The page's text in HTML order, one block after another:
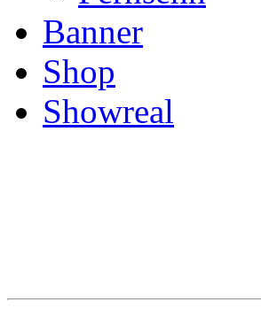
Banner
Shop
Showreal